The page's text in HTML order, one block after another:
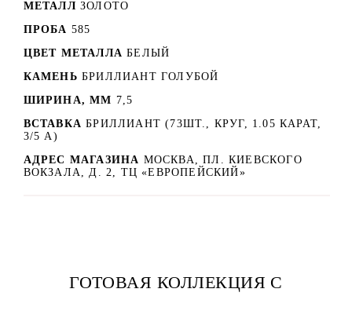
МЕТАЛЛ ЗОЛОТО
ПРОБА 585
ЦВЕТ МЕТАЛЛА БЕЛЫЙ
КАМЕНЬ БРИЛЛИАНТ ГОЛУБОЙ
ШИРИНА, ММ 7,5
ВСТАВКА БРИЛЛИАНТ (73ШТ., КРУГ, 1.05 КАРАТ,
3/5 А)
АДРЕС МАГАЗИНА МОСКВА, ПЛ. КИЕВСКОГО
ВОКЗАЛА, Д. 2, ТЦ «ЕВРОПЕЙСКИЙ»
ГОТОВАЯ КОЛЛЕКЦИЯ С